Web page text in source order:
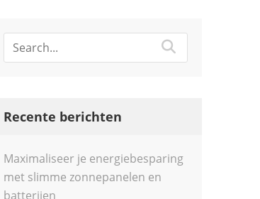
Recente berichten
Maximaliseer je energiebesparing
met slimme zonnepanelen en
batterijen